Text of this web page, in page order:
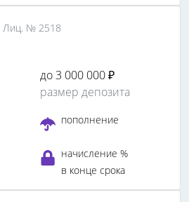
Лиц. № 2518
до 3 000 000 ₽
размер депозита
пополнение
начисление %
в конце срока